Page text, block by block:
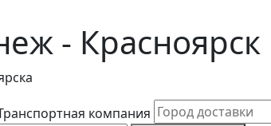
- Красноярск